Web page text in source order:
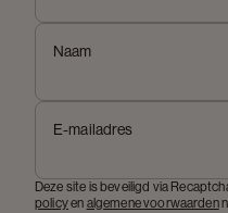
Naam
E-mailadres
Deze site is beveiligd via
policyen algemene voorwaarden